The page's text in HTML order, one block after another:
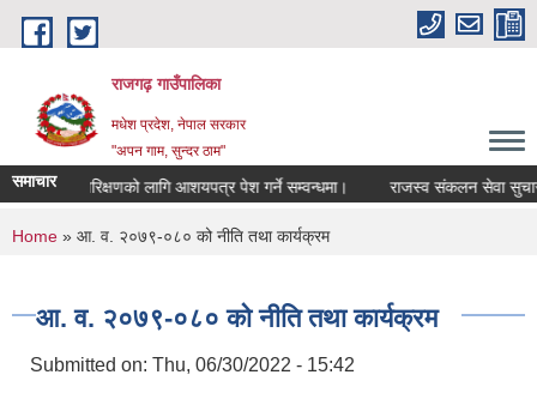
Skip to main content
राजगढ़ गाउँपालिका
मधेश प्रदेश, नेपाल सरकार
"अपन गाम, सुन्दर ठाम"
समाचारलेखापरिक्षणको लागि आशयपत्र पेश गर्ने सम्वन्धमा। राजस्व संकलन सेवा सुचारु
You are here
Home » आ. व. २०७९-०८० को नीति तथा कार्यक्रम
आ. व. २०७९-०८० को नीति तथा कार्यक्रम
Submitted on: Thu, 06/30/2022 - 15:42